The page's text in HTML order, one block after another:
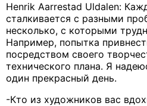
Henrik Aarrestad Uldalen:
сталкивается с разными
несколько, с которыми
Например, попытка
посредством своего
технического плана. Я
один прекрасный день.
-Кто из художников вас